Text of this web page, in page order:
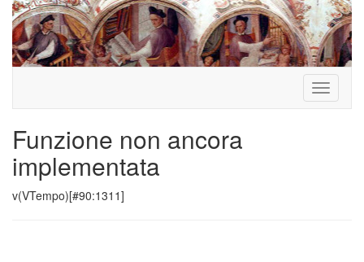
Toggle
Funzione non ancora
implementata
v(VTempo)[#90:1311]